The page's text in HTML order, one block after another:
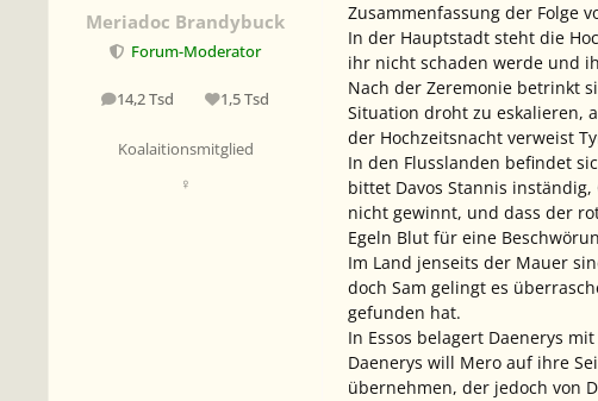
Meriadoc Brandybuck
Forum-Moderator
14,2 Tsd
Beiträge 1,5 Tsd
Reputation
Koalaitionsmitglied
♀
Zusammenfassung der Folge
In der Hauptstadt steht die
ihr nicht schaden werde und
Nach der Zeremonie betrinkt
Situation droht zu eskalieren,
der Hochzeitsnacht verweist
In den Flusslanden befindet
bittet Davos Stannis
nicht gewinnt, und dass der
Egeln Blut für eine
Im Land jenseits der Mauer
doch Sam gelingt es
gefunden hat.
In Essos belagert Daenerys
Daenerys will Mero auf ihre
übernehmen, der jedoch von